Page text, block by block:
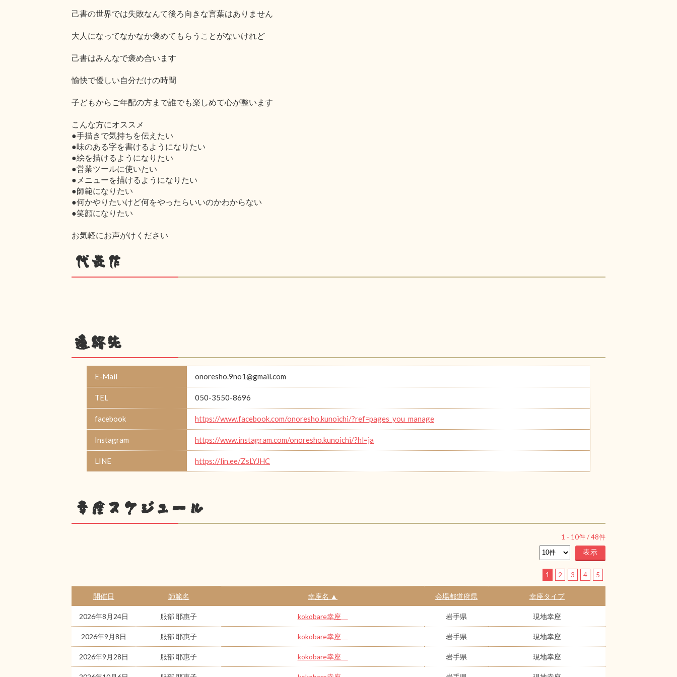
己書の世界では失敗なんて後ろ向きな言葉はありません
大人になってなかなか褒めてもらうことがないけれど
己書はみんなで褒め合います
愉快で優しい自分だけの時間
子どもからご年配の方まで誰でも楽しめて心が整います
こんな方にオススメ
●手描きで気持ちを伝えたい
●味のある字を書けるようになりたい
●絵を描けるようになりたい
●営業ツールに使いたい
●メニューを描けるようになりたい
●師範になりたい
●何かやりたいけど何をやったらいいのかわからない
●笑顔になりたい
お気軽にお声がけください
代表作
連絡先
E-Mail onoresho.9no1@gmail.com
TEL 050-3550-8696
facebook https://www.facebook.com/onoresho.kunoichi/?ref=pages_you_manage
Instagram https://www.instagram.com/onoresho.kunoichi/?hl=ja
LINE https://lin.ee/ZsLYJHC
幸座スケジュール
1 - 10件 /48件
1 2 3 4 5
開催日 師範名 幸座名 ▲ 会場都道府県 幸座タイプ
2026年8月24日 服部 耶惠子 kokobare幸座 岩手県 現地幸座
2026年9月8日 服部 耶惠子 kokobare幸座 岩手県 現地幸座
2026年9月28日 服部 耶惠子 kokobare幸座 岩手県 現地幸座